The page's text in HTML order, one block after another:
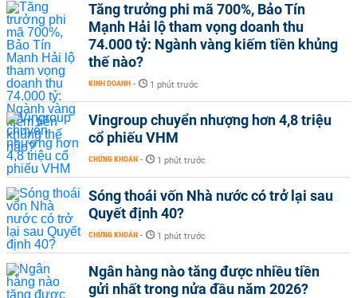
Tăng trưởng phi mã 700%, Bảo Tín
Mạnh Hải lộ tham vọng doanh thu
74.000 tỷ: Ngành vàng kiếm tiền khủng
thế nào?
KINH DOANH - 1 phút trước
Vingroup chuyển nhượng hơn 4,8 triệu
cổ phiếu VHM
CHỨNG KHOÁN - 1 phút trước
Sóng thoái vốn Nhà nước có trở lại sau
Quyết định 40?
CHỨNG KHOÁN - 1 phút trước
Ngân hàng nào tăng được nhiều tiền
gửi nhất trong nửa đầu năm 2026?